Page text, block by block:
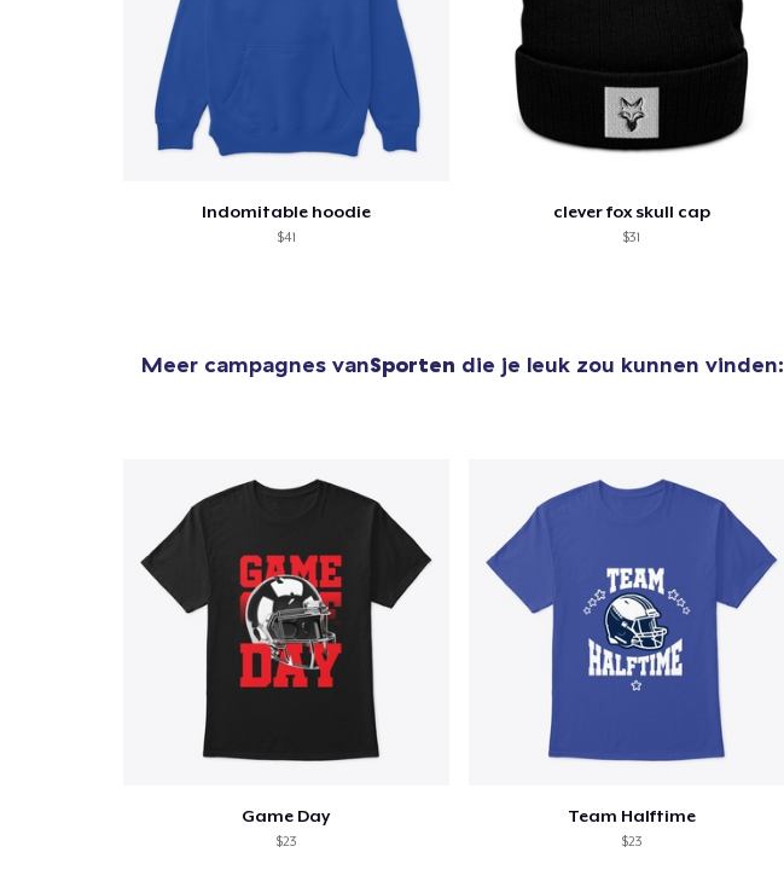
Indomitable hoodie
$41
clever fox skull cap
$31
Meer campagnes vanSporten die je leuk zou kunnen vinden:
Game Day
$23
Team Halftime
$23
Ga door naar de Kassa